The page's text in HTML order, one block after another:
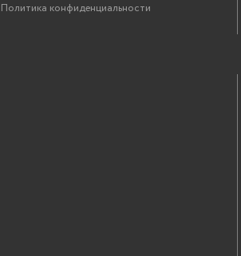
Политика конфиденциальности